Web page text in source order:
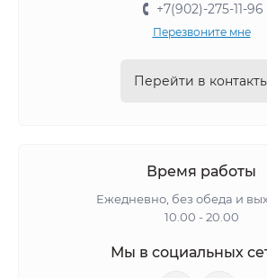
+7(902)-275-11-96
Перезвоните мне
Перейти в
Время работы
Ежедневно, без обеда и
10.00 - 20.00
Мы в социальных